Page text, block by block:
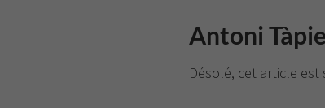
Antoni
Désolé, cet article